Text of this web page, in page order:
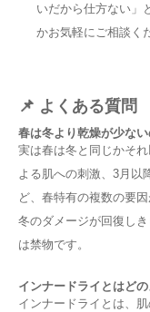
いだから仕方ない」
かお気軽にご相談く
📌 よくある質問
春は冬より乾燥が少ない
実は春は冬と同じかそ
よる肌への刺激、3月以
ど、春特有の複数の要
冬のダメージが回復し
は禁物です。
インナードライとはど
インナードライとは、